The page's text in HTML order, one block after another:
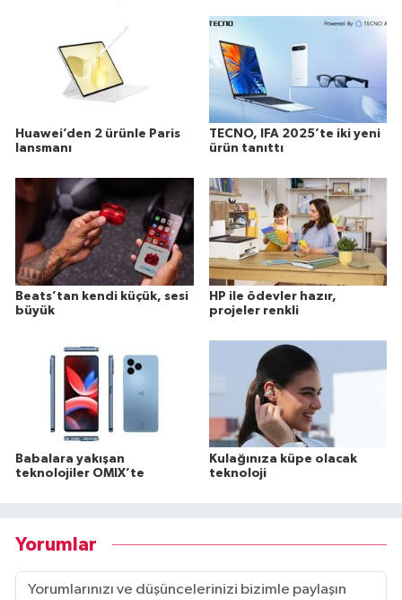
Huawei’den 2 ürünle Paris
lansmanı
TECNO, IFA 2025’te iki yeni
ürün tanıttı
Beats’tan kendi küçük, sesi
büyük
HP ile ödevler hazır,
projeler renkli
Babalara yakışan
teknolojiler OMIX’te
Kulağınıza küpe olacak
teknoloji
Yorumlar